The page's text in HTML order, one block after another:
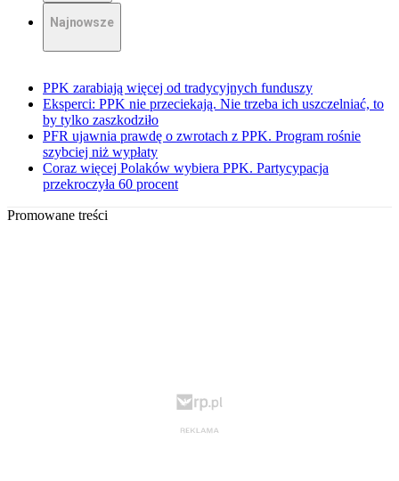
Najnowsze
PPK zarabiają więcej od tradycyjnych funduszy
Eksperci: PPK nie przeciekają. Nie trzeba ich uszczelniać, to
by tylko zaszkodziło
PFR ujawnia prawdę o zwrotach z PPK. Program rośnie
szybciej niż wypłaty
Coraz więcej Polaków wybiera PPK. Partycypacja
przekroczyła 60 procent
Promowane treści